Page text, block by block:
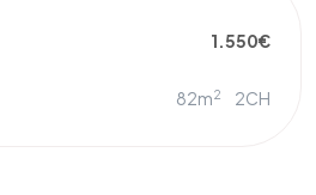
1.550€
82m2 2CH